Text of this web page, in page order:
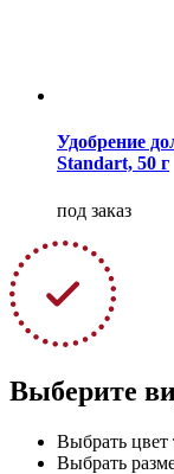
Удобрение
Standart, 50 г
под заказ
Выберите
Выбрать цвет
Выбрать